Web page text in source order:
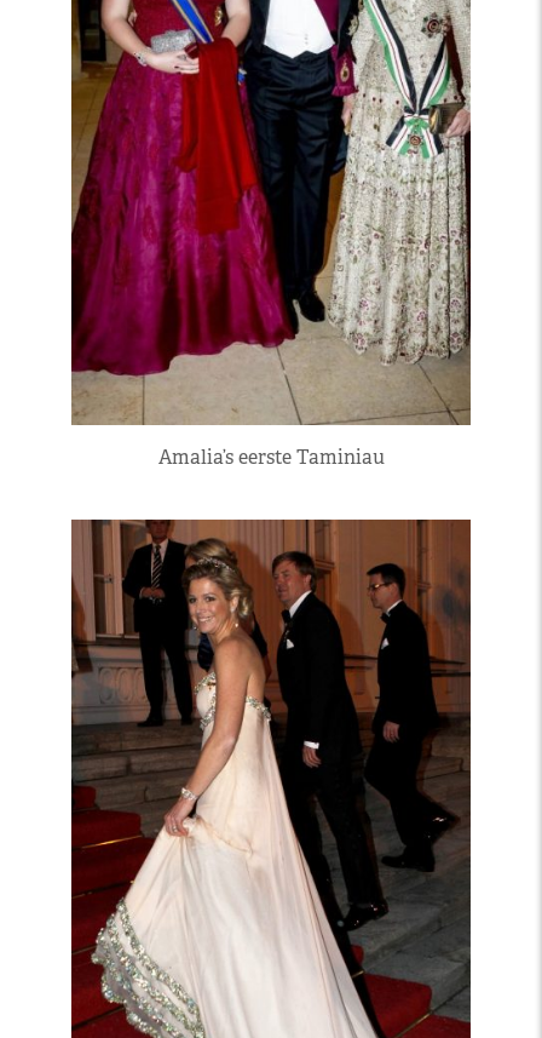
Amalia’s eerste Taminiau